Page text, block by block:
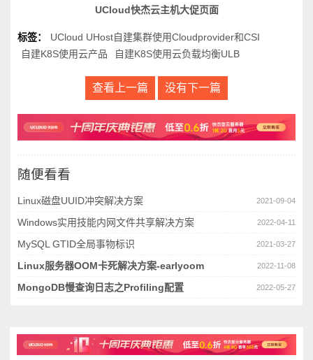
UCloud快杰云主机大促页面
标签：
UCloud UHost自建集群使用Cloudprovider和CSI
自建K8S使用云产品
自建K8S使用云负载均衡ULB
查看上一篇 没有下一篇
随便看看
2021-09-04
Linux磁盘UUID冲突解决方案
2022-04-11
Windows实用技能内网文件共享解决方案
2021-03-27
MySQL GTID全局事物标识
2022-11-08
Linux服务器OOM卡死解决方案-earlyoom
2022-05-27
MongoDB慢查询日志之Profiling配置